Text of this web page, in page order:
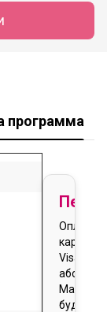
программа
Оплата
карткою
Visa
або
будь-